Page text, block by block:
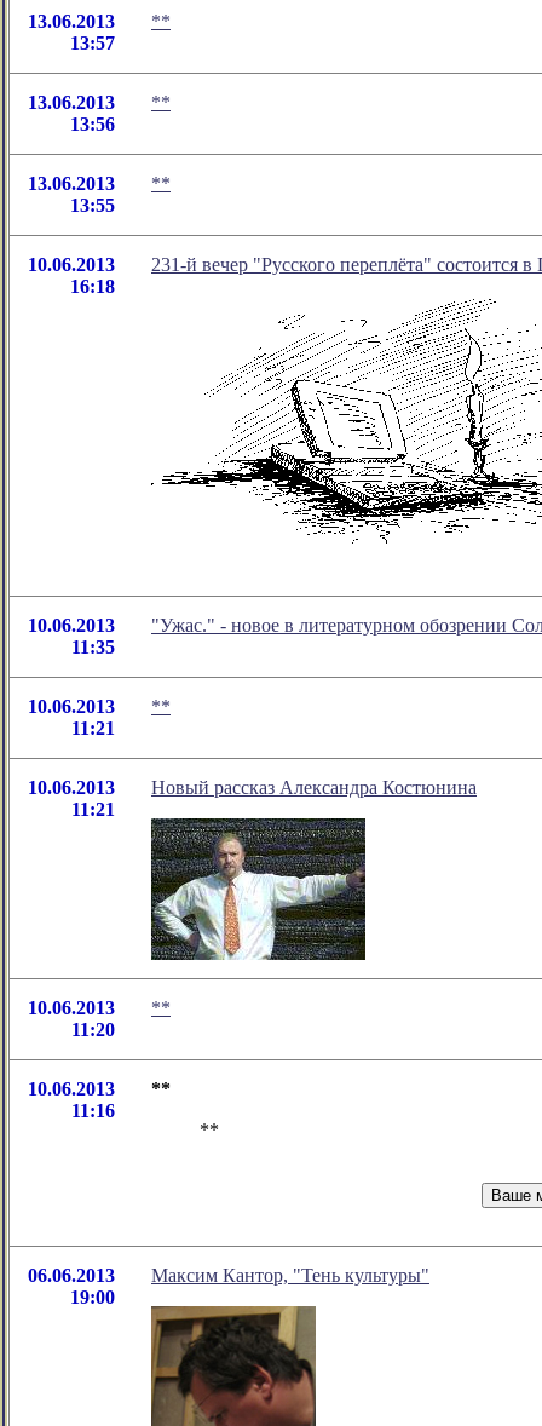
13.06.2013
13:57
**
13.06.2013
13:56
**
13.06.2013
13:55
**
10.06.2013
16:18
231-й вечер "Русского переплёта" состоится
10.06.2013
11:35
"Ужас." - новое в литературном обозрении
10.06.2013
11:21
**
10.06.2013
11:21
Новый рассказ Александра Костюнина
10.06.2013
11:20
**
10.06.2013
11:16
**
**
06.06.2013
19:00
Максим Кантор, "Тень культуры"